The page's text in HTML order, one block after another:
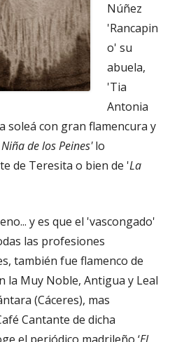
Núñez
'Rancapin
o' su
abuela,
'Tia
Antonia
soleá con gran flamencura y
de los Peines'lo
de Teresita o bien de 'La
y es que el 'vascongado'
las profesiones
también fue flamenco de
la Muy Noble, Antigua y Leal
(Cáceres), mas
Cantante de dicha